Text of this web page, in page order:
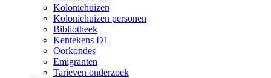
Koloniehuizen
Koloniehuizen personen
Bibliotheek
Kentekens D1
Oorkondes
Emigranten
Tarieven onderzoek